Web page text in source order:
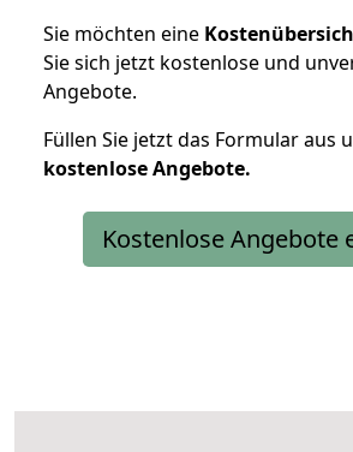
Sie möchten eine
Sie sich jetzt kostenlose und
Angebote.
Füllen Sie jetzt das Formular aus
kostenloseAngebote.
Kostenlose Angebote